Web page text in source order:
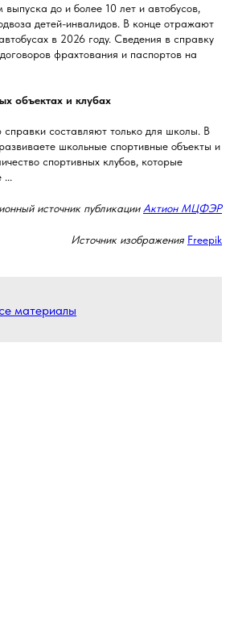
до и более 10 лет и автобусов,
детей-инвалидов. В конце отражают
в 2026 году. Сведения в справку
фрахтования и паспортов на
объектах и клубах
составляют только для школы. В
школьные спортивные объекты и
спортивных клубов, которые
...
источник публикации Актион МЦФЭР
Источник изображения Freepik
материалы